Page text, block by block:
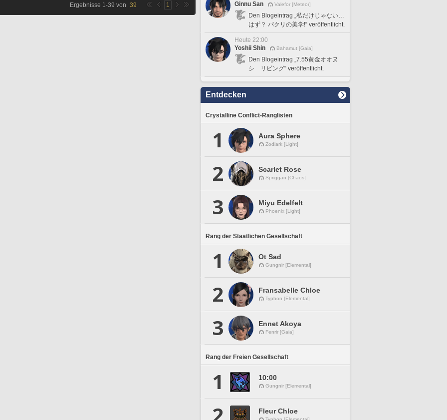
Ergebnisse 1-39 von 39 1
Ginnu San
Valefor [Meteor]
Den Blogeintrag „私だけじゃない…
はず？ パクリの美学!“ veröffentlicht.
Heute 22:00
Yoshii Shin
Bahamut [Gaia]
Den Blogeintrag „7.55黄金オオヌ
シ リビング“ veröffentlicht.
Entdecken
Crystalline Conflict-Ranglisten
1 Aura Sphere
Zodiark [Light]
2 Scarlet Rose
Spriggan [Chaos]
3 Miyu Edelfelt
Phoenix [Light]
Rang der Staatlichen Gesellschaft
1 Ot Sad
Gungnir [Elemental]
2 Fransabelle Chloe
Typhon [Elemental]
3 Ennet Akoya
Fenrir [Gaia]
Rang der Freien Gesellschaft
1 10:00
Gungnir [Elemental]
Fleur Chloe